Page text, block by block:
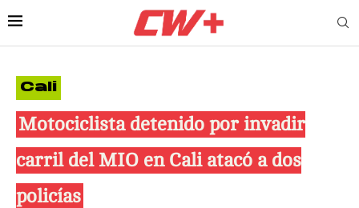
Cali
Motociclista detenido por invadir
carril del MIO en Cali atacó a dos
policías